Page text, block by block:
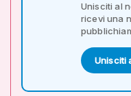
Unisciti al
ricevi una
Unisciti